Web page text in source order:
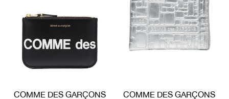
COMME DES GARÇONS
COMME DES GARÇONS